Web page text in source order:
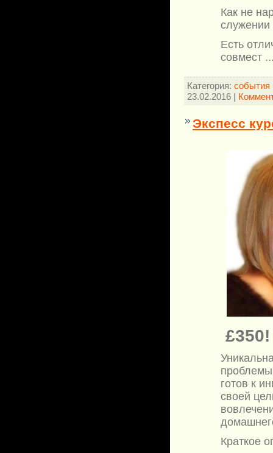
Как не
служении
Есть
совмест
Категория: события
23.02.2016 |
Экспесс
проблемы
готов к
своей
Краткое